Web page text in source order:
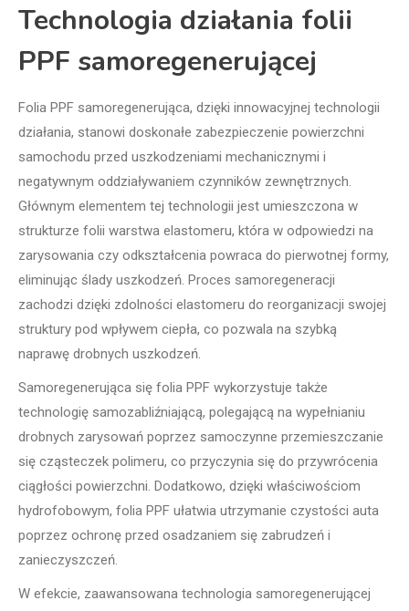
Technologia działania folii
PPF samoregenerującej
Folia PPF samoregenerująca, dzięki innowacyjnej technologii
działania, stanowi doskonałe zabezpieczenie powierzchni
samochodu przed uszkodzeniami mechanicznymi i
negatywnym oddziaływaniem czynników zewnętrznych.
Głównym elementem tej technologii jest umieszczona w
strukturze folii warstwa elastomeru, która w odpowiedzi na
zarysowania czy odkształcenia powraca do pierwotnej formy,
eliminując ślady uszkodzeń. Proces samoregeneracji
zachodzi dzięki zdolności elastomeru do reorganizacji swojej
struktury pod wpływem ciepła, co pozwala na szybką
naprawę drobnych uszkodzeń.
Samoregenerująca się folia PPF wykorzystuje także
technologię samozabliźniającą, polegającą na wypełnianiu
drobnych zarysowań poprzez samoczynne przemieszczanie
się cząsteczek polimeru, co przyczynia się do przywrócenia
ciągłości powierzchni. Dodatkowo, dzięki właściwościom
hydrofobowym, folia PPF ułatwia utrzymanie czystości auta
poprzez ochronę przed osadzaniem się zabrudzeń i
zanieczyszczeń.
W efekcie, zaawansowana technologia samoregenerującej